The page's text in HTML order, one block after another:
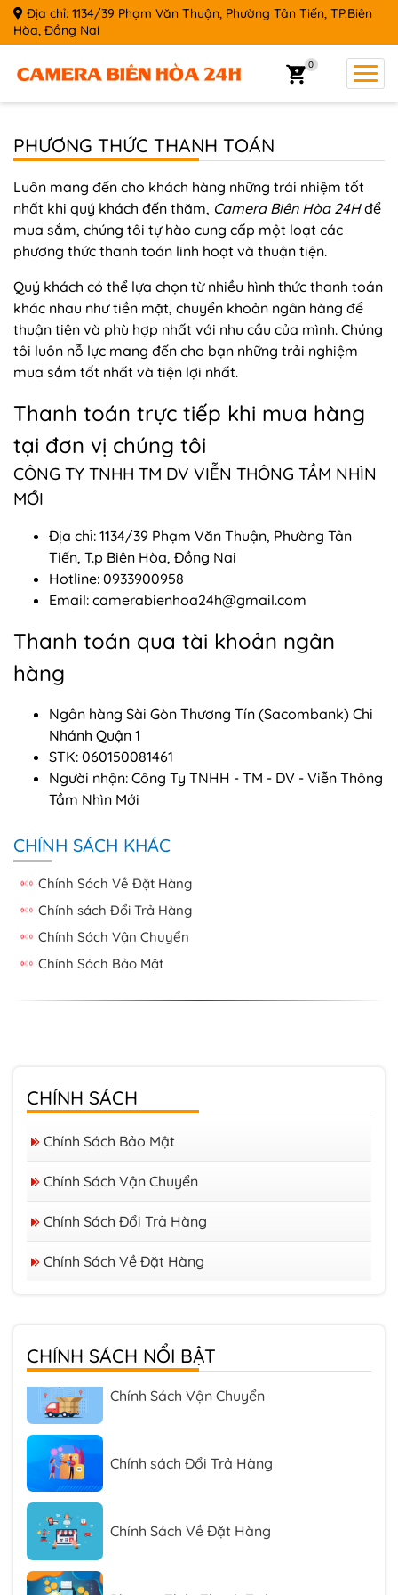
Địa chỉ: 1134/39 Phạm Văn Thuận, Phường Tân Tiến, TP.Biên
Hòa, Đồng Nai
0
PHƯƠNG THỨC THANH TOÁN
Luôn mang đến cho khách hàng những trải nhiệm tốt
nhất khi quý khách đến thăm, Camera Biên Hòa 24Hđể
mua sắm, chúng tôi tự hào cung cấp một loạt các
phương thức thanh toán linh hoạt và thuận tiện.
Quý khách có thể lựa chọn từ nhiều hình thức thanh toán
khác nhau như tiền mặt, chuyển khoản ngân hàng để
thuận tiện và phù hợp nhất với nhu cầu của mình. Chúng
tôi luôn nỗ lực mang đến cho bạn những trải nghiệm
mua sắm tốt nhất và tiện lợi nhất.
Thanh toán trực tiếp khi mua hàng
tại đơn vị chúng tôi
CÔNG TY TNHH TM DV VIỄN THÔNG TẦM NHÌN
MỚI
Địa chỉ: 1134/39 Phạm Văn Thuận, Phường Tân
Tiến, T.p Biên Hòa, Đồng Nai
Hotline: 0933900958
Email: camerabienhoa24h@gmail.com
Thanh toán qua tài khoản ngân
hàng
Ngân hàng Sài Gòn Thương Tín (Sacombank) Chi
Nhánh Quận 1
STK: 060150081461
Người nhận: Công Ty TNHH - TM - DV - Viễn Thông
Tầm Nhìn Mới
CHÍNH SÁCH KHÁC
Chính Sách Về Đặt Hàng
Chính sách Đổi Trả Hàng
Chính Sách Vận Chuyển
Chính Sách Bảo Mật
CHÍNH SÁCH
Chính Sách Bảo Mật
Chính Sách Vận Chuyển
Chính Sách Đổi Trả Hàng
Chính Sách Về Đặt Hàng
CHÍNH SÁCH NỔI BẬT
Chính Sách Vận Chuyển
Chính sách Đổi Trả Hàng
Chính Sách Về Đặt Hàng